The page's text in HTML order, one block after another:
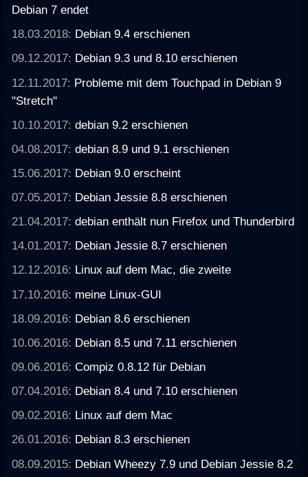
Debian 7 endet
18.03.2018: Debian 9.4 erschienen
09.12.2017: Debian 9.3 und 8.10 erschienen
12.11.2017: Probleme mit dem Touchpad in Debian 9
"Stretch"
10.10.2017:debian 9.2 erschienen
04.08.2017:debian 8.9 und 9.1 erschienen
15.06.2017: Debian 9.0 erscheint
07.05.2017: Debian Jessie 8.8 erschienen
21.04.2017:debian enthält nun Firefox und Thunderbird
14.01.2017: Debian Jessie 8.7 erschienen
12.12.2016: Linux auf dem Mac, die zweite
17.10.2016: meine Linux-GUI
18.09.2016: Debian 8.6 erschienen
10.06.2016: Debian 8.5 und 7.11 erschienen
09.06.2016:Compiz 0.8.12 für Debian
07.04.2016: Debian 8.4 und 7.10 erschienen
09.02.2016: Linux auf dem Mac
26.01.2016: Debian 8.3 erschienen
08.09.2015: Debian Wheezy 7.9 und Debian Jessie 8.2